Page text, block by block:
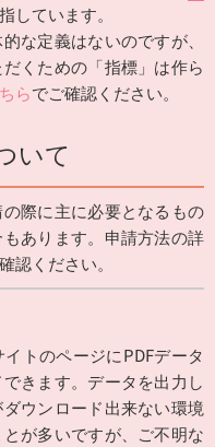
しています。
な定義はないのですが、
くための「指標」は作ら
らでご確認ください。
いて
際に主に必要となるもの
あります。申請方法の詳
認ください。
トのページにPDFデータ
きます。データを出力し
ウンロード出来ない環境
が多いですが、ご不明な